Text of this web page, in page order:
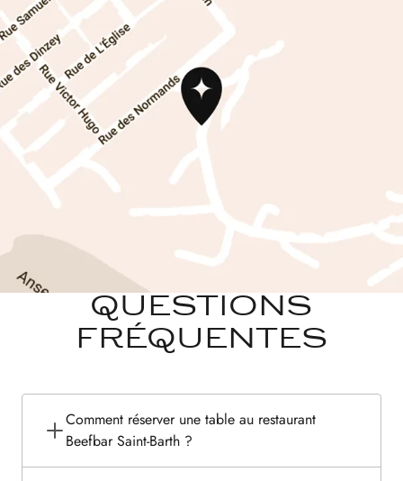
QUESTIONS
FRÉQUENTES
Comment réserver une table au restaurant
Beefbar Saint-Barth ?